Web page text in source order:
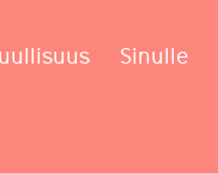
Sinulle